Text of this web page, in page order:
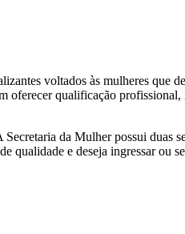
voltados às mulheres que
oferecer qualificação
da Mulher possui duas
qualidade e deseja ingressar ou